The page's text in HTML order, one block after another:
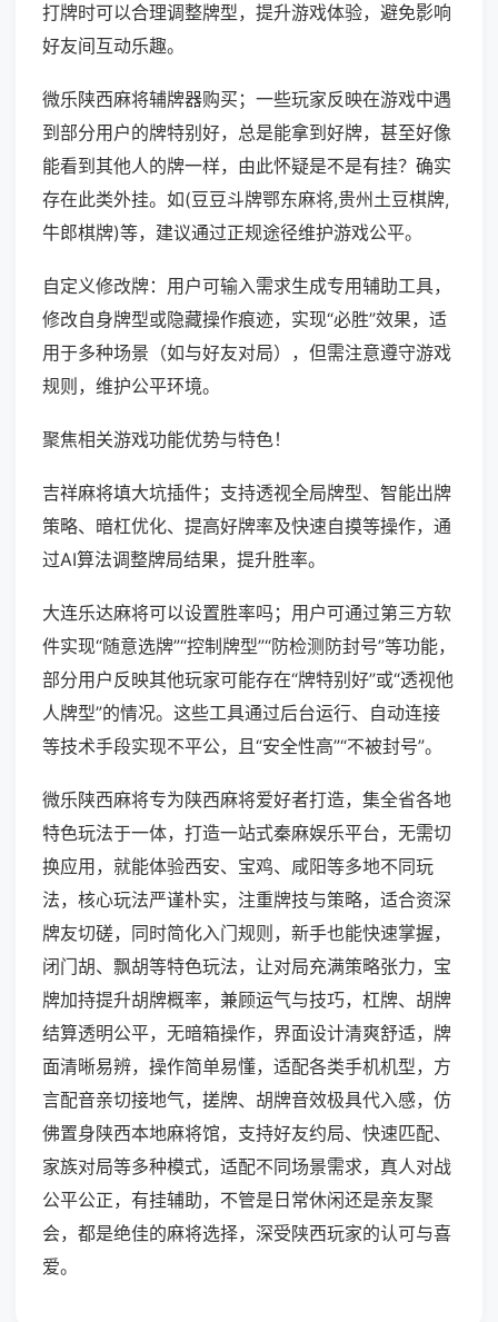
打牌时可以合理调整牌型，提升游戏体验，避免影响
好友间互动乐趣。
微乐陕西麻将辅牌器购买；一些玩家反映在游戏中遇
到部分用户的牌特别好，总是能拿到好牌，甚至好像
能看到其他人的牌一样，由此怀疑是不是有挂？确实
存在此类外挂。如(豆豆斗牌鄂东麻将,贵州土豆棋牌,
牛郎棋牌)等，建议通过正规途径维护游戏公平。
自定义修改牌：用户可输入需求生成专用辅助工具，
修改自身牌型或隐藏操作痕迹，实现“必胜”效果，适
用于多种场景（如与好友对局），但需注意遵守游戏
规则，维护公平环境。
聚焦相关游戏功能优势与特色！
吉祥麻将填大坑插件；支持透视全局牌型、智能出牌
策略、暗杠优化、提高好牌率及快速自摸等操作，通
过AI算法调整牌局结果，提升胜率。
大连乐达麻将可以设置胜率吗；用户可通过第三方软
件实现“随意选牌”“控制牌型”“防检测防封号”等功能，
部分用户反映其他玩家可能存在“牌特别好”或“透视他
人牌型”的情况。这些工具通过后台运行、自动连接
等技术手段实现不平公，且“安全性高”“不被封号”。
微乐陕西麻将专为陕西麻将爱好者打造，集全省各地
特色玩法于一体，打造一站式秦麻娱乐平台，无需切
换应用，就能体验西安、宝鸡、咸阳等多地不同玩
法，核心玩法严谨朴实，注重牌技与策略，适合资深
牌友切磋，同时简化入门规则，新手也能快速掌握，
闭门胡、飘胡等特色玩法，让对局充满策略张力，宝
牌加持提升胡牌概率，兼顾运气与技巧，杠牌、胡牌
结算透明公平，无暗箱操作，界面设计清爽舒适，牌
面清晰易辨，操作简单易懂，适配各类手机机型，方
言配音亲切接地气，搓牌、胡牌音效极具代入感，仿
佛置身陕西本地麻将馆，支持好友约局、快速匹配、
家族对局等多种模式，适配不同场景需求，真人对战
公平公正，有挂辅助，不管是日常休闲还是亲友聚
会，都是绝佳的麻将选择，深受陕西玩家的认可与喜
爱。